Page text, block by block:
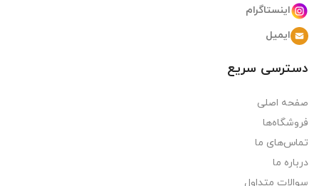
اینستاگرام
ایمیل
دسترسی سریع
صفحه اصلی
فروشگاه‌ها
تماس‌های ما
درباره ما
سوالات متداول